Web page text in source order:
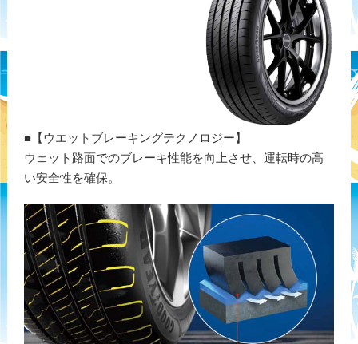
■【ウエットブレーキングテクノロジー】
ウェット路面でのブレーキ性能を向上させ、運転時の高
い安全性を確保。